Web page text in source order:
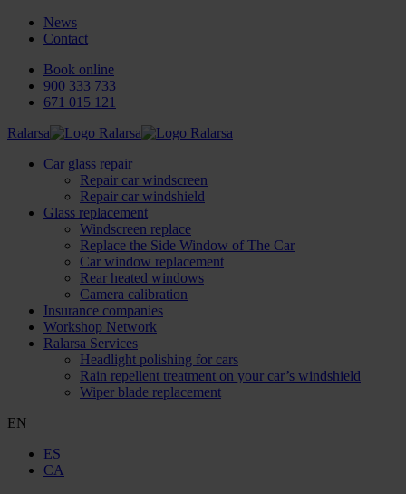
News
Contact
Book online
900 333 733
671 015 121
Ralarsa
Car glass repair
Repair car windscreen
Repair car windshield
Glass replacement
Windscreen replace
Replace the Side Window of The Car
Car window replacement
Rear heated windows
Camera calibration
Insurance companies
Workshop Network
Ralarsa Services
Headlight polishing for cars
Rain repellent treatment on your car’s windshield
Wiper blade replacement
EN
ES
CA